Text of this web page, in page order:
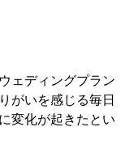
ェディングプラン
がいを感じる毎日
変化が起きたとい